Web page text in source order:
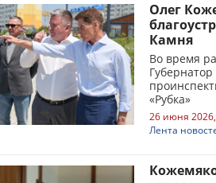
Олег
Камня
Во время
«Рубка»
26 июня
Лента